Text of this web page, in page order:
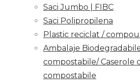
Saci Jumbo | FIBC
Saci Polipropilena
Plastic reciclat /
Ambalaje
compostabile/ Caserole
compostabile